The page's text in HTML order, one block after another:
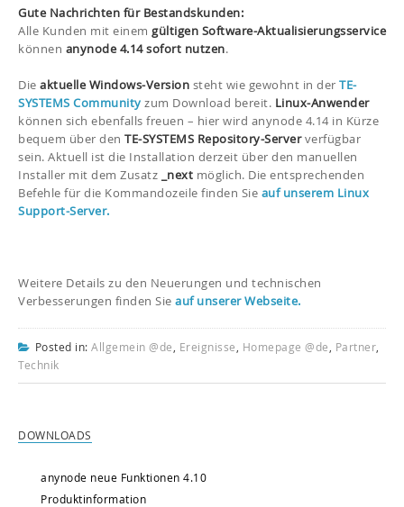
Gute Nachrichten für Bestandskunden:
Alle Kunden mit einem gültigen Software-Aktualisierungsservice
können anynode 4.14 sofort nutzen.
Die aktuelle Windows-Version steht wie gewohnt in der TE-
SYSTEMS Community zum Download bereit. Linux-Anwender
können sich ebenfalls freuen – hier wird anynode 4.14 in Kürze
bequem über den TE-SYSTEMS Repository-Serververfügbar
sein. Aktuell ist die Installation derzeit über den manuellen
Installer mit dem Zusatz
_next möglich. Die entsprechenden
Befehle für die Kommandozeile finden Sie auf unserem Linux
Support-Server.
Weitere Details zu den Neuerungen und technischen
Verbesserungen finden Sie auf unserer Webseite.
Posted in: Allgemein @de Ereignisse Homepage @de Partner
Technik
DOWNLOADS
anynode neue Funktionen 4.10
Produktinformation